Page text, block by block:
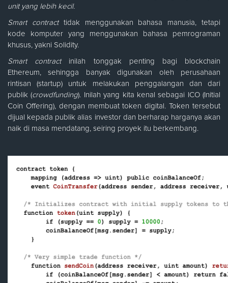
unit yang lebih kecil.
Smart contracttidak menggunakan bahasa manusia, tetapi
kode komputer yang menggunakan bahasa pemrograman
khusus, yakni Solidity.
Smart contractinilah tonggak penting bagi blockchain
Ethereum, sehingga banyak digunakan oleh perusahaan
rintisan (startup) untuk melakukan penggalangan dan dari
publik (crowdfunding). Inilah yang kita kenal sebagai ICO (Initial
Coin Offering), dengan membuat token digital. Token tersebut
dijual kepada publik alias investor dan berharap harganya akan
naik di masa mendatang, seiring proyek itu berkembang.